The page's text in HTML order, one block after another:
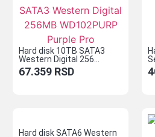
Hard disk 10TB SATA3
Western Digital 256...
67.359 RSD
Hard disk SATA6 Western